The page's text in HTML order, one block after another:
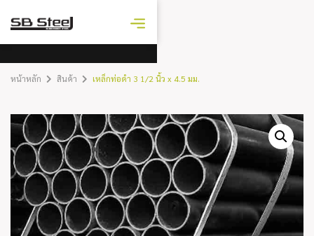
ราคาเหล็ก
หน้าหลัก สินค้า เหล็กท่อดำ 3 1/2 นิ้ว x 4.5 มม.